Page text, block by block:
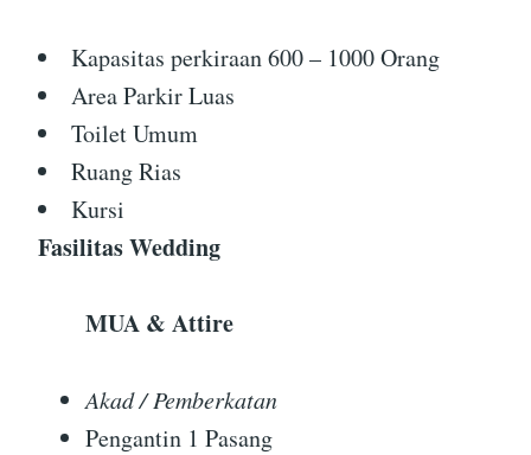
Kapasitas perkiraan 600 – 1000 Orang
Area Parkir Luas
Toilet Umum
Ruang Rias
Kursi
Fasilitas Wedding
MUA & Attire
Akad / Pemberkatan
Pengantin 1 Pasang